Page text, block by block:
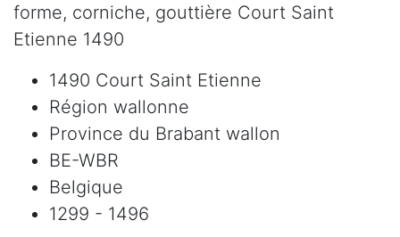
forme, corniche, gouttière Court Saint
Etienne 1490
1490 Court Saint Etienne
Région wallonne
Province du Brabant wallon
BE-WBR
Belgique
1299 - 1496